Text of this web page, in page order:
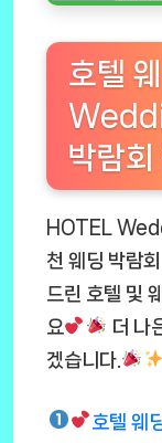
호텔
박람회
HOTEL
천 웨딩 박람
드린 호텔 및
요
더 나
겠습니다.
호텔 웨